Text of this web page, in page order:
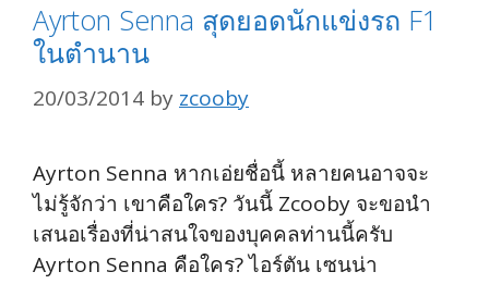
Ayrton Senna สุดยอดนักแข่งรถ F1
ในตำนาน
20/03/2014 by zcooby
Ayrton Senna หากเอ่ยชื่อนี้ หลายคนอาจจะ
ไม่รู้จักว่า เขาคือใคร? วันนี้ Zcooby จะขอนำ
เสนอเรื่องที่น่าสนใจของบุคคลท่านนี้ครับ
Ayrton Senna คือใคร? ไอร์ตัน เซนน่า